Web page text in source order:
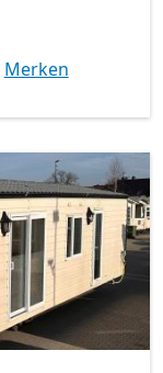
Merken